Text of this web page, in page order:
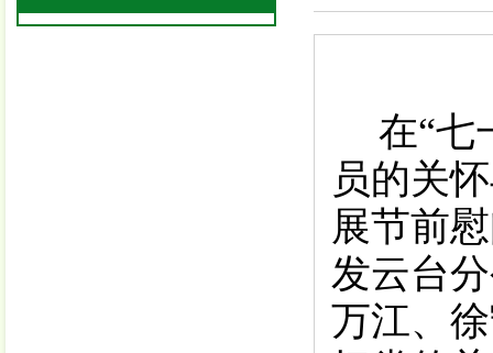
在“七
员的关
展节前
发云台
万江、